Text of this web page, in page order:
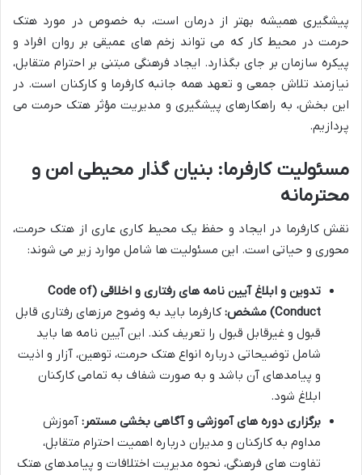
پیشگیری همیشه بهتر از درمان است، به خصوص در مورد هتک
حرمت در محیط کار که می تواند زخم های عمیقی بر روان افراد و
پیکره سازمان بر جای بگذارد. ایجاد فرهنگی مبتنی بر احترام متقابل،
نیازمند تلاش جمعی و تعهد همه جانبه کارفرما و کارکنان است. در
این بخش، به راهکارهای پیشگیری و مدیریت مؤثر هتک حرمت می
پردازیم.
مسئولیت کارفرما: بنیان گذار محیطی امن و
محترمانه
نقش کارفرما در ایجاد و حفظ یک محیط کاری عاری از هتک حرمت،
محوری و حیاتی است. این مسئولیت ها شامل موارد زیر می شوند:
تدوین و ابلاغ آیین نامه های رفتاری و اخلاقی (Code of
Conduct) مشخص:
کارفرما باید به وضوح مرزهای رفتاری قابل
قبول و غیرقابل قبول را تعریف کند. این آیین نامه ها باید
شامل توضیحاتی درباره انواع هتک حرمت، توهین، آزار و اذیت
و پیامدهای آن باشد و به صورت شفاف به تمامی کارکنان
ابلاغ شود.
برگزاری دوره های آموزشی و آگاهی بخشی مستمر: آموزش
مداوم به کارکنان و مدیران درباره اهمیت احترام متقابل،
تفاوت های فرهنگی، نحوه مدیریت اختلافات و پیامدهای هتک